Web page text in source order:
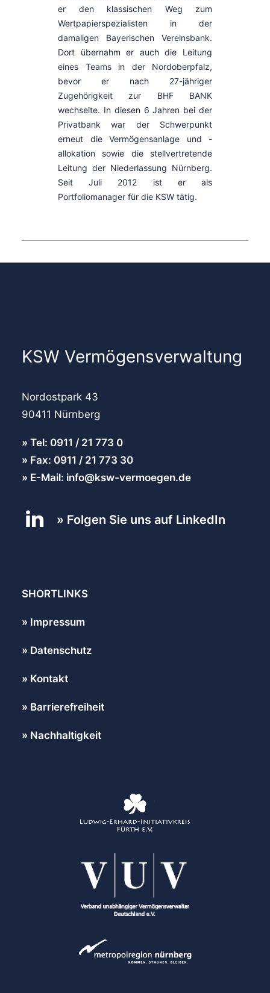
er den klassischen Weg zum
Wertpapierspezialisten in der
damaligen Bayerischen Vereinsbank.
Dort übernahm er auch die Leitung
eines Teams in der Nordoberpfalz,
bevor er nach 27-jähriger
Zugehörigkeit zur BHF BANK
wechselte. In diesen 6 Jahren bei der
Privatbank war der Schwerpunkt
erneut die Vermögensanlage und -
allokation sowie die stellvertretende
Leitung der Niederlassung Nürnberg.
Seit Juli 2012 ist er als
Portfoliomanager für die KSW tätig.
KSW Vermögensverwaltung
Nordostpark 43
90411 Nürnberg
Tel: 0911 / 21 773 0
Fax: 0911 / 21 773 30
E-Mail: info@ksw-vermoegen.de
Folgen Sie uns auf LinkedIn
SHORTLINKS
Impressum
Datenschutz
Kontakt
Barrierefreiheit
Nachhaltigkeit